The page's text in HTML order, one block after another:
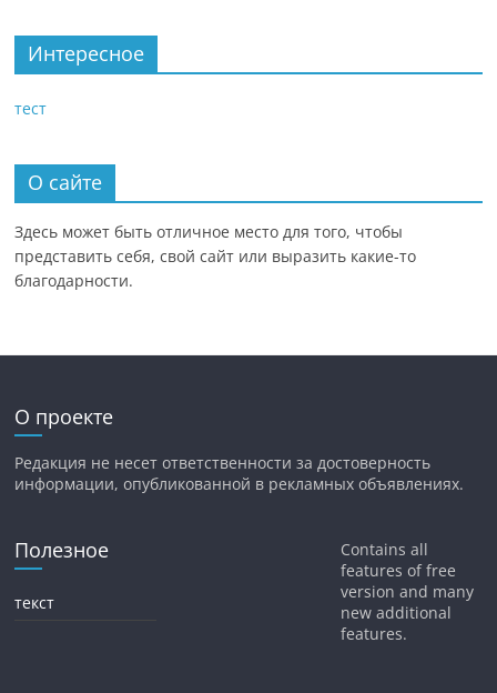
Интересное
тест
О сайте
Здесь может быть отличное место для того, чтобы
представить себя, свой сайт или выразить какие-то
благодарности.
О проекте
Редакция не несет ответственности за достоверность
информации, опубликованной в рекламных объявлениях.
Полезное
текст
Contains all
features of free
version and many
new additional
features.